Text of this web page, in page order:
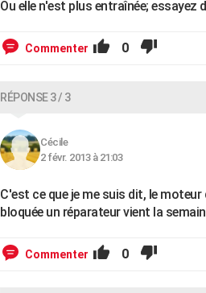
Ou elle n'est plus entraînée;
Commenter 0
RÉPONSE 3 / 3
Cécile
2 févr. 2013 à 21:03
C'est ce que je me suis dit, le
bloquée un réparateur vient la
Commenter 0